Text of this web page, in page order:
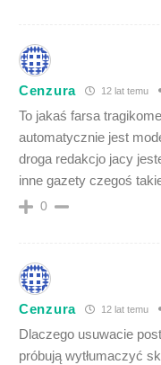
Cenzura 12 lat temu
To jakaś farsa
automatycznie jest
droga redakcjo jacy
inne gazety czegoś
0
Cenzura 12 lat temu
Dlaczego usuwacie
próbują wytłumaczyć